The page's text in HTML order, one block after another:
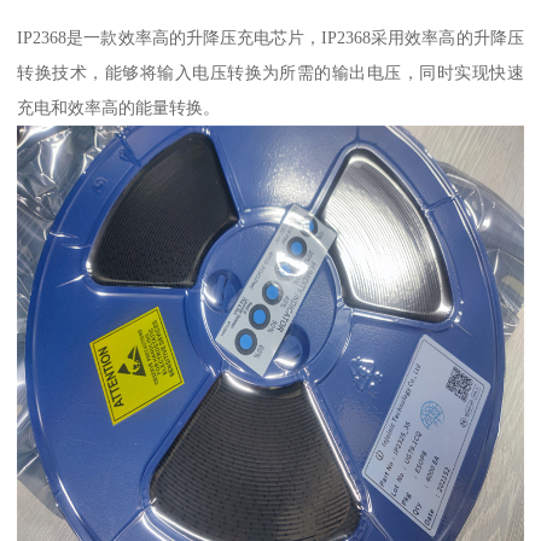
IP2368是一款效率高的升降压充电芯片，IP2368采用效率高的升降压
转换技术，能够将输入电压转换为所需的输出电压，同时实现快速
充电和效率高的能量转换。